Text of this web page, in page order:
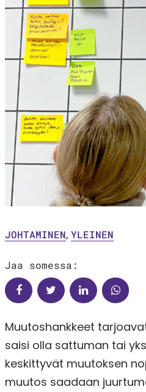
JOHTAMINEN,YLEINEN
Jaa somessa:
Muutoshankkeet
saisi olla sattuman tai
keskittyvät muutoksen
muutos saadaan